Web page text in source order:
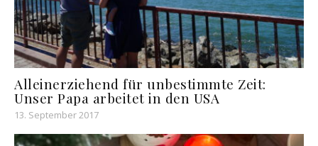
Alleinerziehend für unbestimmte Zeit:
Unser Papa arbeitet in den USA
13. September 2017